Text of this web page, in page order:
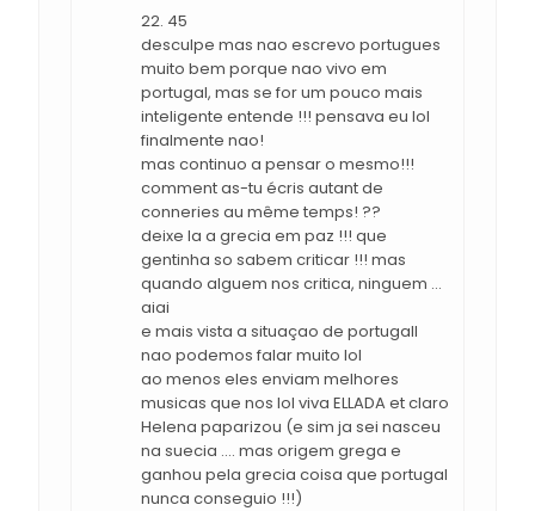
22. 45
desculpe mas nao escrevo portugues
muito bem porque nao vivo em
portugal, mas se for um pouco mais
inteligente entende !!! pensava eu lol
finalmente nao!
mas continuo a pensar o mesmo!!!
comment as-tu écris autant de
conneries au même temps! ??
deixe la a grecia em paz !!! que
gentinha so sabem criticar !!! mas
quando alguem nos critica, ninguem ...
aiai
e mais vista a situaçao de portugall
nao podemos falar muito lol
ao menos eles enviam melhores
musicas que nos lol viva ELLADA et claro
Helena paparizou (e sim ja sei nasceu
na suecia .... mas origem grega e
ganhou pela grecia coisa que portugal
nunca conseguio !!!)